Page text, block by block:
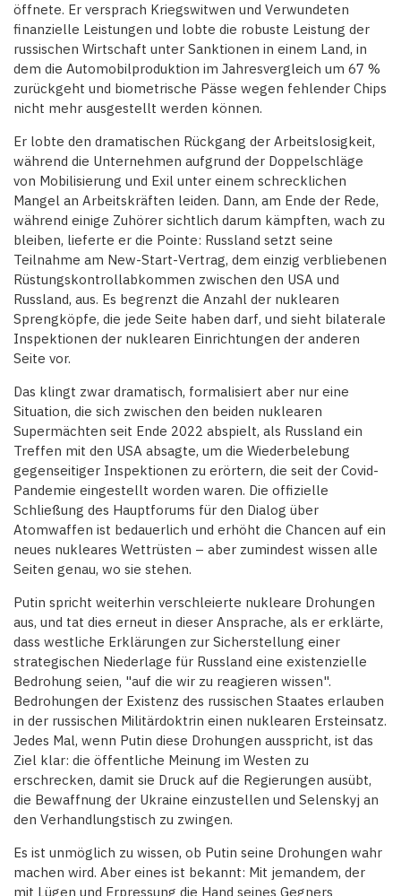
öffnete. Er versprach Kriegswitwen und Verwundeten
finanzielle Leistungen und lobte die robuste Leistung der
russischen Wirtschaft unter Sanktionen in einem Land, in
dem die Automobilproduktion im Jahresvergleich um 67 %
zurückgeht und biometrische Pässe wegen fehlender Chips
nicht mehr ausgestellt werden können.
Er lobte den dramatischen Rückgang der Arbeitslosigkeit,
während die Unternehmen aufgrund der Doppelschläge
von Mobilisierung und Exil unter einem schrecklichen
Mangel an Arbeitskräften leiden. Dann, am Ende der Rede,
während einige Zuhörer sichtlich darum kämpften, wach zu
bleiben, lieferte er die Pointe: Russland setzt seine
Teilnahme am New-Start-Vertrag, dem einzig verbliebenen
Rüstungskontrollabkommen zwischen den USA und
Russland, aus. Es begrenzt die Anzahl der nuklearen
Sprengköpfe, die jede Seite haben darf, und sieht bilaterale
Inspektionen der nuklearen Einrichtungen der anderen
Seite vor.
Das klingt zwar dramatisch, formalisiert aber nur eine
Situation, die sich zwischen den beiden nuklearen
Supermächten seit Ende 2022 abspielt, als Russland ein
Treffen mit den USA absagte, um die Wiederbelebung
gegenseitiger Inspektionen zu erörtern, die seit der Covid-
Pandemie eingestellt worden waren. Die offizielle
Schließung des Hauptforums für den Dialog über
Atomwaffen ist bedauerlich und erhöht die Chancen auf ein
neues nukleares Wettrüsten – aber zumindest wissen alle
Seiten genau, wo sie stehen.
Putin spricht weiterhin verschleierte nukleare Drohungen
aus, und tat dies erneut in dieser Ansprache, als er erklärte,
dass westliche Erklärungen zur Sicherstellung einer
strategischen Niederlage für Russland eine existenzielle
Bedrohung seien, "auf die wir zu reagieren wissen".
Bedrohungen der Existenz des russischen Staates erlauben
in der russischen Militärdoktrin einen nuklearen Ersteinsatz.
Jedes Mal, wenn Putin diese Drohungen ausspricht, ist das
Ziel klar: die öffentliche Meinung im Westen zu
erschrecken, damit sie Druck auf die Regierungen ausübt,
die Bewaffnung der Ukraine einzustellen und Selenskyj an
den Verhandlungstisch zu zwingen.
Es ist unmöglich zu wissen, ob Putin seine Drohungen wahr
machen wird. Aber eines ist bekannt: Mit jemandem, der
mit Lügen und Erpressung die Hand seines Gegners